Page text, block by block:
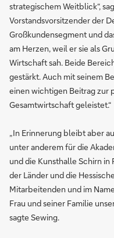
strategischem Weitblick“,
Vorstandsvorsitzender der
Großkundensegment und
am Herzen, weil er sie als
Wirtschaft sah. Beide
gestärkt. Auch mit seinem
einen wichtigen Beitrag zur
Gesamtwirtschaft geleistet.“
„In Erinnerung bleibt aber
unter anderem für die
und die Kunsthalle Schirn
der Länder und die
Mitarbeitenden und im
Frau und seiner Familie
sagte Sewing.